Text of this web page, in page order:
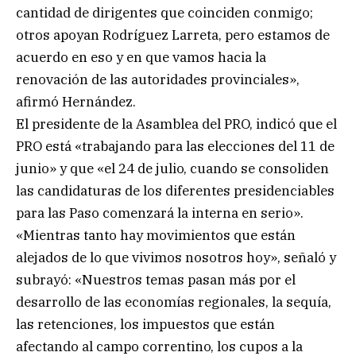
cantidad de dirigentes que coinciden conmigo;
otros apoyan Rodríguez Larreta, pero estamos de
acuerdo en eso y en que vamos hacia la
renovación de las autoridades provinciales»,
afirmó Hernández.
El presidente de la Asamblea del PRO, indicó que el
PRO está «trabajando para las elecciones del 11 de
junio» y que «el 24 de julio, cuando se consoliden
las candidaturas de los diferentes presidenciables
para las Paso comenzará la interna en serio».
«Mientras tanto hay movimientos que están
alejados de lo que vivimos nosotros hoy», señaló y
subrayó: «Nuestros temas pasan más por el
desarrollo de las economías regionales, la sequía,
las retenciones, los impuestos que están
afectando al campo correntino, los cupos a la